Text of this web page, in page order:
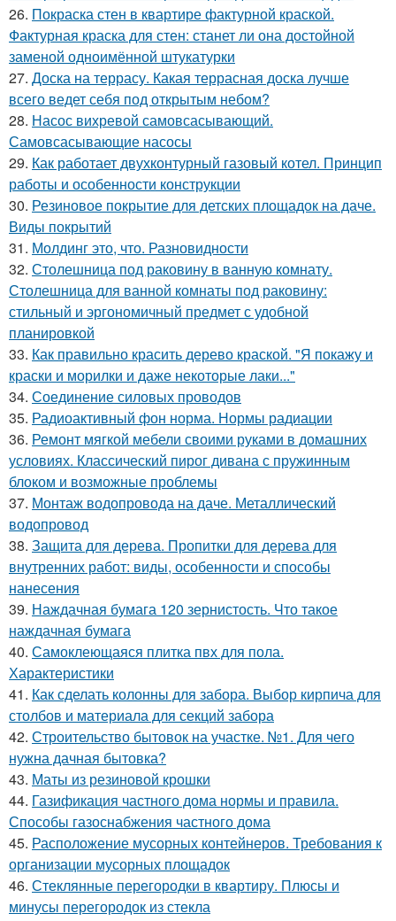
26. Покраска стен в квартире фактурной краской.
Фактурная краска для стен: станет ли она достойной
заменой одноимённой штукатурки
27. Доска на террасу. Какая террасная доска лучше
всего ведет себя под открытым небом?
28. Насос вихревой самовсасывающий.
Самовсасывающие насосы
29. Как работает двухконтурный газовый котел. Принцип
работы и особенности конструкции
30. Резиновое покрытие для детских площадок на даче.
Виды покрытий
31. Молдинг это, что. Разновидности
32. Столешница под раковину в ванную комнату.
Столешница для ванной комнаты под раковину:
стильный и эргономичный предмет с удобной
планировкой
33. Как правильно красить дерево краской. "Я покажу и
краски и морилки и даже некоторые лаки..."
34. Соединение силовых проводов
35. Радиоактивный фон норма. Нормы радиации
36. Ремонт мягкой мебели своими руками в домашних
условиях. Классический пирог дивана с пружинным
блоком и возможные проблемы
37. Монтаж водопровода на даче. Металлический
водопровод
38. Защита для дерева. Пропитки для дерева для
внутренних работ: виды, особенности и способы
нанесения
39. Наждачная бумага 120 зернистость. Что такое
наждачная бумага
40. Самоклеющаяся плитка пвх для пола.
Характеристики
41. Как сделать колонны для забора. Выбор кирпича для
столбов и материала для секций забора
42. Строительство бытовок на участке. №1. Для чего
нужна дачная бытовка?
43. Маты из резиновой крошки
44. Газификация частного дома нормы и правила.
Способы газоснабжения частного дома
45. Расположение мусорных контейнеров. Требования к
организации мусорных площадок
46. Стеклянные перегородки в квартиру. Плюсы и
минусы перегородок из стекла